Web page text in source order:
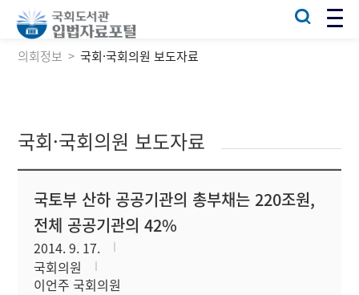
의회정보 국회·국회의원 보도자료
국회·국회의원 보도자료
국토부 산하 공공기관의 총부채는 220조원,
전체 공공기관의 42%
2014. 9. 17.
국회의원
이언주 국회의원